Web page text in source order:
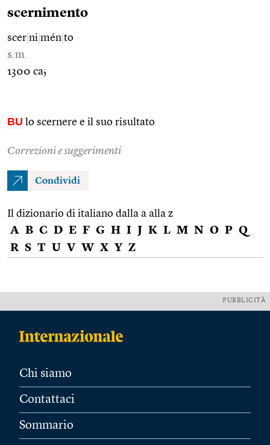
scernimento
scer ni mén to
s.m.
1300 ca;
BU lo scernere e il suo risultato
Correzioni e suggerimenti
Condividi
Il dizionario di italiano dalla a alla z
A B C D E F G H I J K L M N O P Q
R S T U V W X Y Z
PUBBLICITÀ
Chi siamo
Contattaci
Sommario